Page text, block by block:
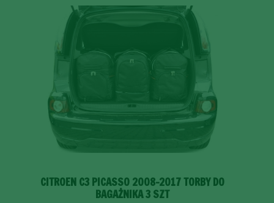
CITROEN C3 PICASSO 2008-2017 TORBY DO
BAGAŻNIKA 3 SZT